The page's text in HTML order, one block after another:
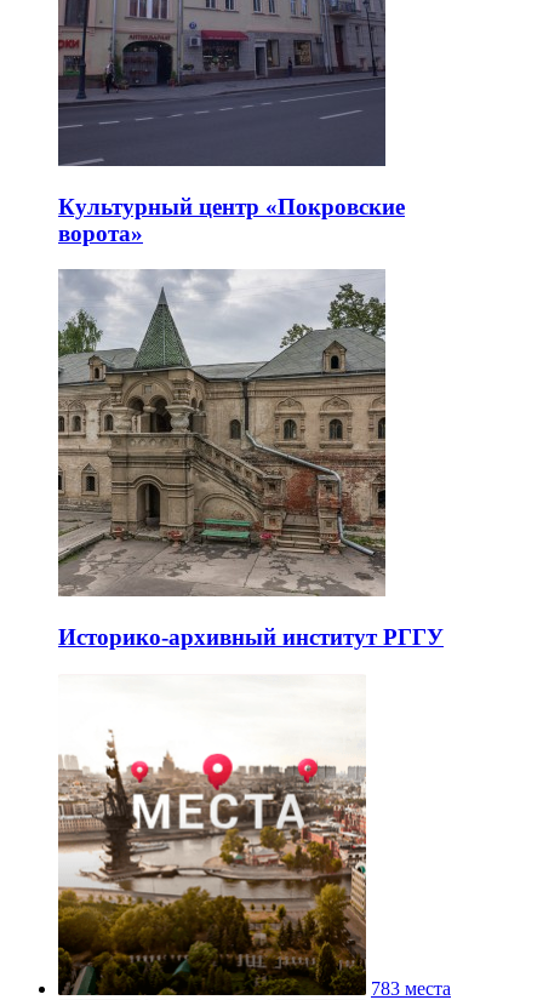
Культурный центр «Покровские
ворота»
Историко-архивный институт РГГУ
783 места